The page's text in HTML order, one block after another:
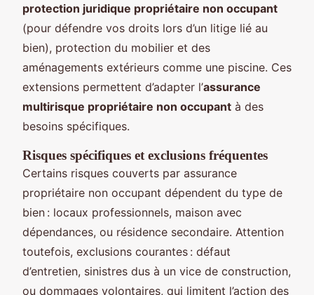
protection juridique propriétaire non occupant
(pour défendre vos droits lors d’un litige lié au
bien), protection du mobilier et des
aménagements extérieurs comme une piscine. Ces
extensions permettent d’adapter l’assurance
multirisque propriétaire non occupant à des
besoins spécifiques.
Risques spécifiques et exclusions fréquentes
Certains risques couverts par assurance
propriétaire non occupant dépendent du type de
bien : locaux professionnels, maison avec
dépendances, ou résidence secondaire. Attention
toutefois, exclusions courantes : défaut
d’entretien, sinistres dus à un vice de construction,
ou dommages volontaires, qui limitent l’action des